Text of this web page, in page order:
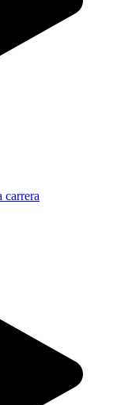
carrera